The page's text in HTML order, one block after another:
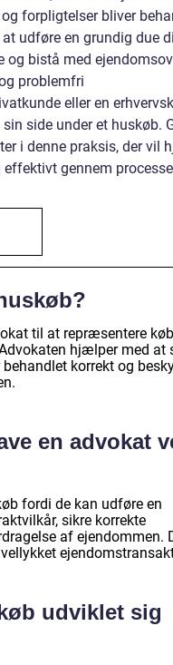
forpligtelser bliver
udføre en grundig due
og bistå med
problemfri
eller en
side under et huskøb.
i denne praksis, der vil
gennem
til at repræsentere
hjælper med at
korrekt og
en advokat
fordi de kan udføre en
sikre korrekte
af ejendommen.
udviklet sig